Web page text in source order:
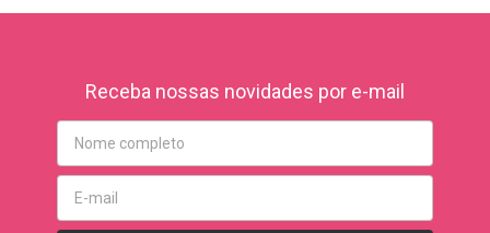
Receba nossas novidades por e-mail